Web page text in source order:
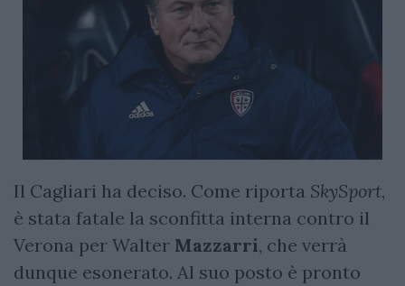
Il Cagliari ha deciso. Come riporta SkySport,
è stata fatale la sconfitta interna contro il
Verona per Walter Mazzarri, che verrà
dunque esonerato. Al suo posto è pronto